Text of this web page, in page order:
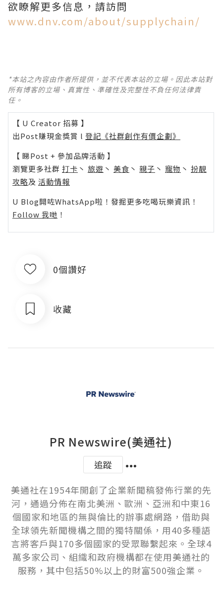
欲瞭解更多信息，請訪問
www.dnv.com/about/supplychain/
*本站之內容由作者所提供，並不代表本站的立場。因此本站對
所有博客的立場、真實性、準確性及完整性不負任何法律責
任。
【 U Creator 招募 】
出Post賺現金獎賞 l 登記《社群創作有價企劃》
【 睇Post + 參加品牌活動 】
瀏覽更多社群 打卡 丶 旅遊 丶 美食 丶 親子 丶 寵物 丶 扮靚
攻略及 活動情報
U Blog開咗WhatsApp啦！發掘更多吃喝玩樂資訊！
Follow 我哋 ！
0個讚好
收藏
PR Newswire(美通社)
追蹤
美通社在1954年開創了企業新聞稿發佈行業的先
河，通過分佈在南北美洲、歐洲、亞洲和中東16
個國家和地區的無與倫比的辦事處網路，借助與
全球領先新聞機構之間的獨特關係，用40多種語
言將客戶與170多個國家的受眾聯繫起來。全球4
萬多家公司、組織和政府機構都在使用美通社的
服務，其中包括50%以上的財富500強企業。